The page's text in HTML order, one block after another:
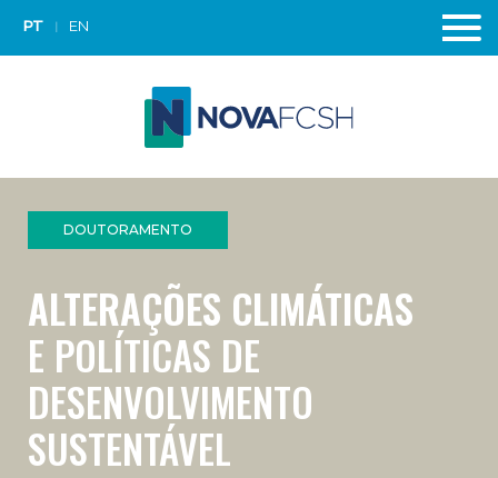
PT EN
DOUTORAMENTO
ALTERAÇÕES CLIMÁTICAS
E POLÍTICAS DE
DESENVOLVIMENTO
SUSTENTÁVEL